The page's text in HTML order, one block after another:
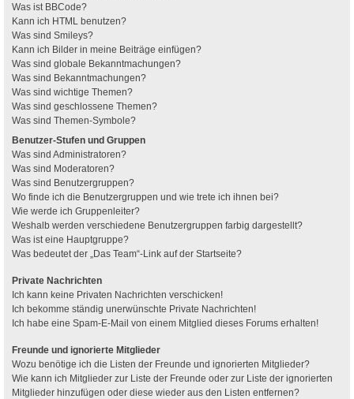
Was ist BBCode?
Kann ich HTML benutzen?
Was sind Smileys?
Kann ich Bilder in meine Beiträge einfügen?
Was sind globale Bekanntmachungen?
Was sind Bekanntmachungen?
Was sind wichtige Themen?
Was sind geschlossene Themen?
Was sind Themen-Symbole?
Benutzer-Stufen und Gruppen
Was sind Administratoren?
Was sind Moderatoren?
Was sind Benutzergruppen?
Wo finde ich die Benutzergruppen und wie trete ich ihnen bei?
Wie werde ich Gruppenleiter?
Weshalb werden verschiedene Benutzergruppen farbig dargestellt?
Was ist eine Hauptgruppe?
Was bedeutet der „Das Team“-Link auf der Startseite?
Private Nachrichten
Ich kann keine Privaten Nachrichten verschicken!
Ich bekomme ständig unerwünschte Private Nachrichten!
Ich habe eine Spam-E-Mail von einem Mitglied dieses Forums erhalten!
Freunde und ignorierte Mitglieder
Wozu benötige ich die Listen der Freunde und ignorierten Mitglieder?
Wie kann ich Mitglieder zur Liste der Freunde oder zur Liste der ignorierten
Mitglieder hinzufügen oder diese wieder aus den Listen entfernen?